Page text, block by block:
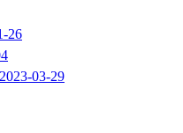
26
2023-03-29